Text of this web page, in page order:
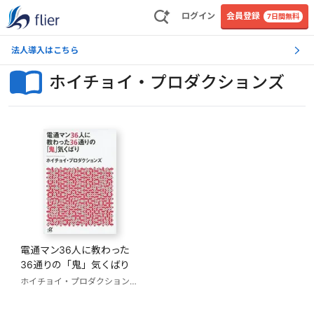
ログイン 会員登録 7日間無料
法人導入はこちら
ホイチョイ・プロダクションズ
電通マン36人に教わった
36通りの「鬼」気くばり
ホイチョイ・プロダクションズ